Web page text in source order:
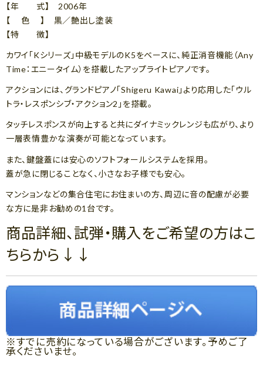
【年 式】 2006年
【 色 】 黒／艶出し塗装
【特 徴】
カワイ「Kシリーズ」中級モデルのK5をベースに、純正消音機能（Any
Time：エニータイム）を搭載したアップライトピアノです。
アクションには、グランドピアノ「Shigeru Kawai」より応用した「ウル
トラ・レスポンシブ・アクション2」を搭載。
タッチレスポンスが向上すると共にダイナミックレンジも広がり、より
一層表情豊かな演奏が可能となっています。
また、鍵盤蓋には安心のソフトフォールシステムを採用。
蓋が急に閉じることなく、小さなお子様でも安心。
マンションなどの集合住宅にお住まいの方、周辺に音の配慮が必要
な方に是非お勧めの1台です。
商品詳細、試弾・購入をご希望の方はこ
ちらから↓↓
※すでに売約になっている場合がございます。予めご了
承くださいませ。